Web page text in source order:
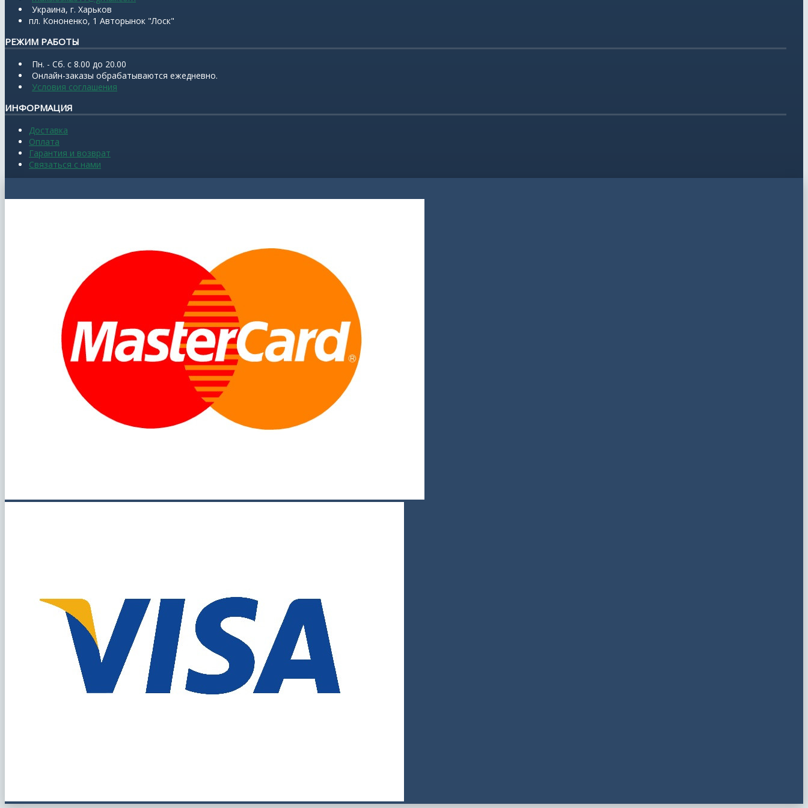
Украина, г. Харьков
пл. Кононенко, 1 Авторынок "Лоск"
РЕЖИМ РАБОТЫ
Пн. - Сб. с 8.00 до 20.00
Онлайн-заказы обрабатываются ежедневно.
Условия соглашения
ИНФОРМАЦИЯ
Доставка
Оплата
Гарантия и возврат
Связаться с нами